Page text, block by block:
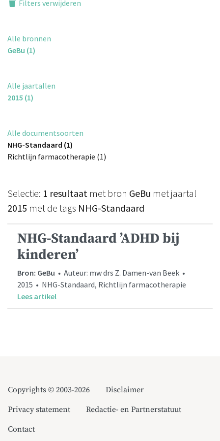
Filters verwijderen
Alle bronnen
GeBu (1)
Alle jaartallen
2015 (1)
Alle documentsoorten
NHG-Standaard (1)
Richtlijn farmacotherapie (1)
Selectie: 1 resultaat met bron GeBu met jaartal
2015 met de tags NHG-Standaard
NHG-Standaard ’ADHD bij
kinderen’
Bron: GeBu • Auteur: mw drs Z. Damen-van Beek •
2015 • NHG-Standaard, Richtlijn farmacotherapie
Lees artikel
Copyrights © 2003-2026
Disclaimer
Privacy statement
Redactie- en Partnerstatuut
Contact